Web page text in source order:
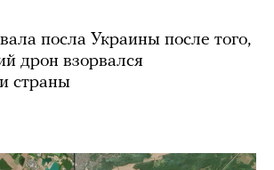
посла Украины после того,
дрон взорвался
страны